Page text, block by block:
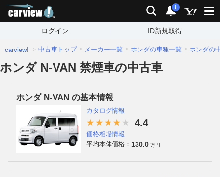
検索 通知
i
ログイン ID新規取得
carview! 中古車トップ メーカー一覧 ホンダの車種一覧 ホンダの
ホンダ N-VAN 禁煙車の中古車
ホンダ N-VAN の基本情報
カタログ情報
4.4
価格相場情報
平均本体価格： 130.0 万円